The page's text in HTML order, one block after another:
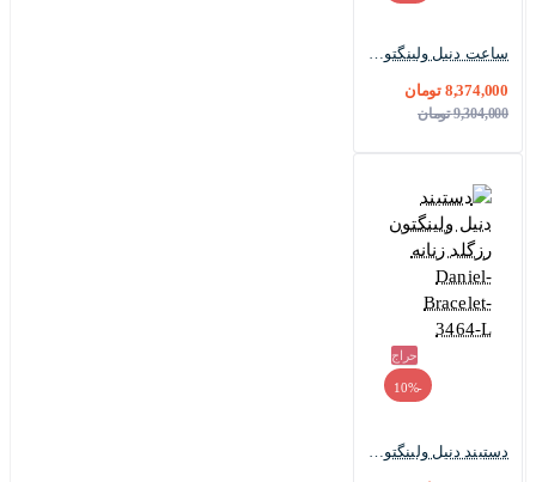
ساعت دنیل ولینگتون زنانه رزگلد سایز کوچک صفحه سفید Dw-3451-L
8,374,000 تومان
9,304,000 تومان
حراج
-10%
دستبند دنیل ولینگتون رزگلد زنانه Daniel-Bracelet-3464-L